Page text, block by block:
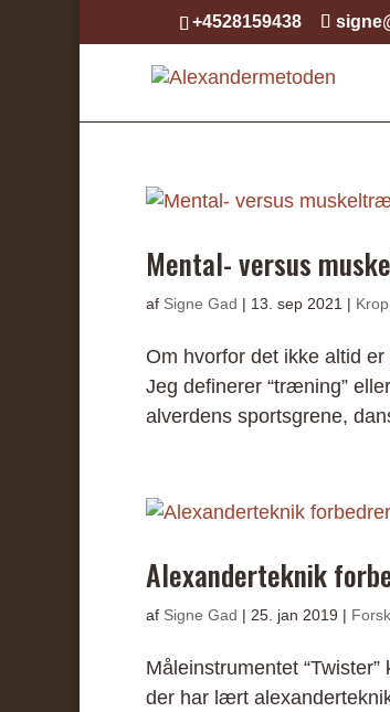
+4528159438
Mental- versus
af Signe Gad | 13. sep 2021 |
Om hvorfor det ikke altid
Jeg definerer “træning”
alverdens sportsgrene,
Alexanderteknik
af Signe Gad | 25. jan 2019 |
Måleinstrumentet
der har lært